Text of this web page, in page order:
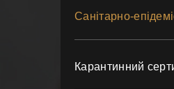
Санітарно-
Карантинний